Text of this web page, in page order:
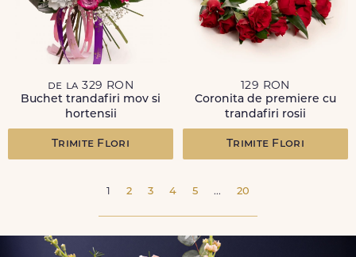
de la 329 RON
Buchet trandafiri mov si
hortensii
Trimite Flori
129 RON
Coronita de premiere cu
trandafiri rosii
Trimite Flori
1 2 3 4 5 ... 20